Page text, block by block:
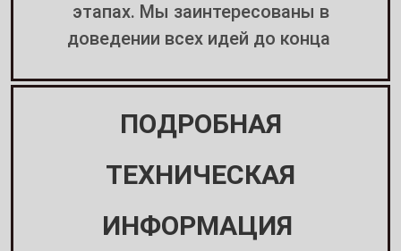
этапах. Мы заинтересованы в
доведении всех идей до конца
ПОДРОБНАЯ
ТЕХНИЧЕСКАЯ
ИНФОРМАЦИЯ